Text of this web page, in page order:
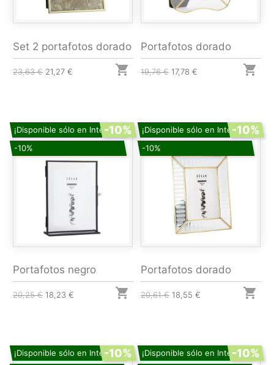
Set 2 portafotos dorado
23,63 € 21,27 € 
Portafotos dorado
19,76 € 17,78 € 
¡Disponible sólo en Internet!
-10%
-10%
Portafotos negro
20,25 € 18,23 € 
¡Disponible sólo en Internet!
-10%
-10%
Portafotos dorado
20,61 € 18,55 € 
¡Disponible sólo en Internet!
-10%
¡Disponible sólo en Internet!
-10%